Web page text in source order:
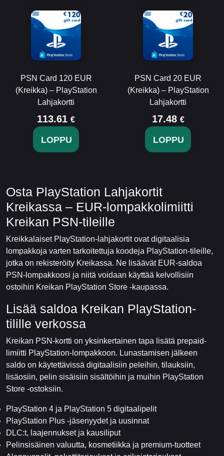
PSN Card 120 EUR
(Kreikka) – PlayStation
Lahjakortti
113.61 €
LOPPU
PSN Card 20 EUR
(Kreikka) – PlayStation
Lahjakortti
17.48 €
LOPPU
Osta PlayStation Lahjakortit
Kreikassa – EUR-lompakkolimiitti
Kreikan PSN-tileille
Kreikkalaiset PlayStation-lahjakortit ovat digitaalisia
lompakkoja varten tarkoitettuja koodeja PlayStation-tileille,
jotka on rekisteröity Kreikassa. Ne lisäävät EUR-saldoa
PSN-lompakkoosi ja niitä voidaan käyttää kelvollisiin
ostoihin Kreikan PlayStation Store -kaupassa.
Lisää saldoa Kreikan PlayStation-
tilille verkossa
Kreikan PSN-kortti on yksinkertainen tapa lisätä prepaid-
limiitti PlayStation-lompakkoon. Lunastamisen jälkeen
saldo on käytettävissä digitaalisiin peleihin, tilauksiin,
lisäosiin, pelin sisäisiin sisältöihin ja muihin PlayStation
Store -ostoksiin.
PlayStation 4 ja PlayStation 5 digitaalipelit
PlayStation Plus -jäsenyydet ja uusinnat
DLC:t, laajennukset ja kausiliput
Pelinsisäinen valuutta, kosmetiikka ja premium-tuotteet